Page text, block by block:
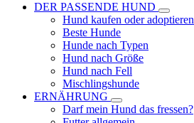
DER PASSENDE HUND
Hund kaufen oder adoptieren
Beste Hunde
Hunde nach Typen
Hund nach Größe
Hund nach Fell
Mischlingshunde
ERNÄHRUNG
Darf mein Hund das fressen?